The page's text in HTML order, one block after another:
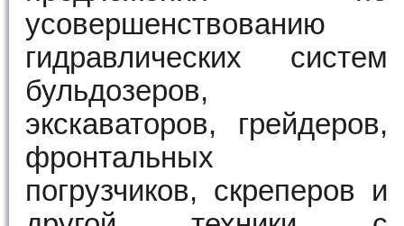
усовершенствованию
гидравлических систем
бульдозеров,
экскаваторов, грейдеров,
фронтальных
погрузчиков, скреперов и